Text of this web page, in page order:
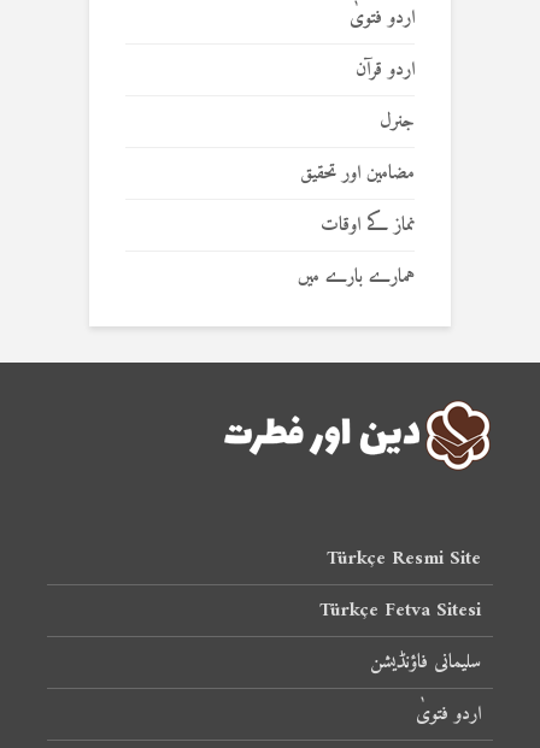
اردو فتویٰ
اردو قرآن
جنرل
مضامین اور تحقیق
نماز کے اوقات
ہمارے بارے میں
Türkçe Resmi Site
Türkçe Fetva Sitesi
سلیمانی فاؤنڈیشن
اردو فتویٰ